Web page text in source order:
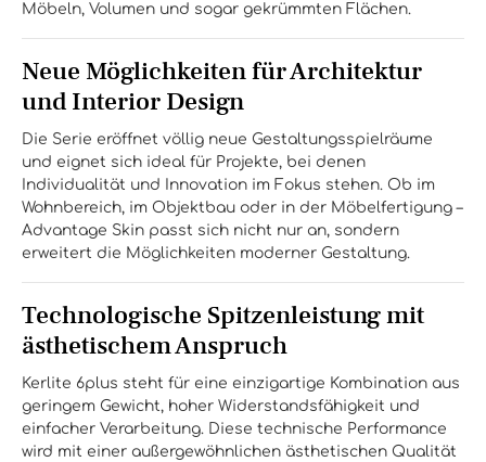
Möbeln, Volumen und sogar gekrümmten Flächen.
Neue Möglichkeiten für Architektur
und Interior Design
Die Serie eröffnet völlig neue Gestaltungsspielräume
und eignet sich ideal für Projekte, bei denen
Individualität und Innovation im Fokus stehen. Ob im
Wohnbereich, im Objektbau oder in der Möbelfertigung –
Advantage Skin passt sich nicht nur an, sondern
erweitert die Möglichkeiten moderner Gestaltung.
Technologische Spitzenleistung mit
ästhetischem Anspruch
Kerlite 6plus steht für eine einzigartige Kombination aus
geringem Gewicht, hoher Widerstandsfähigkeit und
einfacher Verarbeitung. Diese technische Performance
wird mit einer außergewöhnlichen ästhetischen Qualität